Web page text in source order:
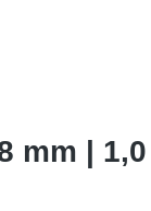
mm |